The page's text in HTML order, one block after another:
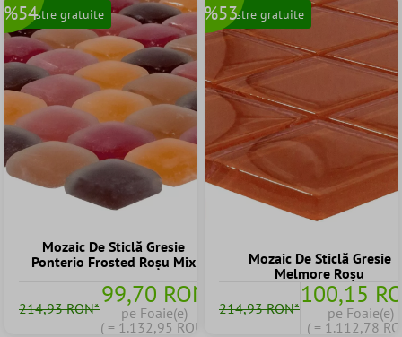
Mostre gratuite
%54
Mozaic De Sticlă Gresie
Ponterio Frosted Roșu Mix
214,93 RON*99,70 RON
pe Foaie(e)
( = 1.132,95 RON)
Mostre gratuite
%53
Mozaic De Sticlă Gresie
Melmore Roșu
214,93 RON*100,15
pe Foaie(e)
( = 1.112,78